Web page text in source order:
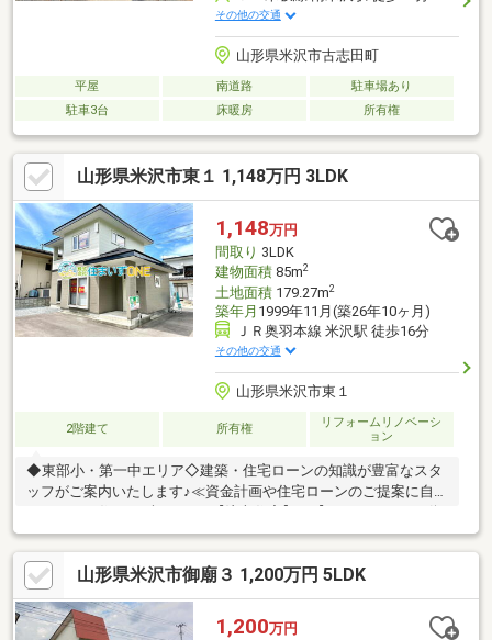
その他の交通
山形県米沢市古志田町
平屋 南道路
駐車場あり
駐車3台
床暖房 所有権
山形県米沢市東１ 1,148万円 3LDK
1,148万円
間取り 3LDK
建物面積85m2
土地面積179.27m2
築年月 1999年11月(築26年10ヶ月)
ＪＲ奥羽本線 米沢駅 徒歩16分
その他の交通
山形県米沢市東１
2階建て 所有権
リフォームリノベーシ
ョン
◆東部小・第一中エリア◇建築・住宅ローンの知識が豊富なスタ
ッフがご案内いたします♪≪資金計画や住宅ローンのご提案に自信
産業】で経験豊富なスタッフがお客様の住まい探しをお手伝いさ
せていただいております。住まい購入はお客様にとって不安なこ
とも多いはず…土地のこと、建物のこと、住宅ローンのこと…何で
も構いません(^^♪お客様にとって最適な住まい購入をお手伝いい
たします♪お問合せは⇒0120-772-619まで
山形県米沢市御廟３ 1,200万円 5LDK
1,200万円